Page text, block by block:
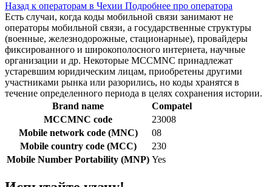
Назад к операторам в Чехии Подробнее про оператора
Есть случаи, когда коды мобильной связи занимают не
операторы мобильной связи, а государственные структуры
(военные, железнодорожные, стационарные), провайдеры
фиксированного и широкополосного интернета, научные
организации и др. Некоторые MCCMNC принадлежат
устаревшим юридическим лицам, приобретены другими
участниками рынка или разорились, но коды хранятся в
течение определенного периода в целях сохранения истории.
Brand name
Compatel
MCCMNC code
23008
Mobile network code (MNC)
08
Mobile country code (MCC)
230
Mobile Number Portability (MNP) Yes